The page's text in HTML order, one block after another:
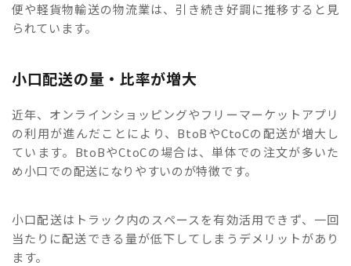
便や軽貨物輸送の物流業は、引き続き好調に推移すると見
られています。
小口配送の量・比率が増大
近年、オンラインショッピングやフリーマーケットアプリ
の利用が進んだことにより、BtoBやCtoCの配送が増大し
ています。BtoBやCtoCの場合は、単体での注文が多いた
め小口での配送になりやすいのが特徴です。
小口配送はトラック内のスペースを有効活用できず、一回
当たりに配送できる量が低下してしまうデメリットがあり
ます。